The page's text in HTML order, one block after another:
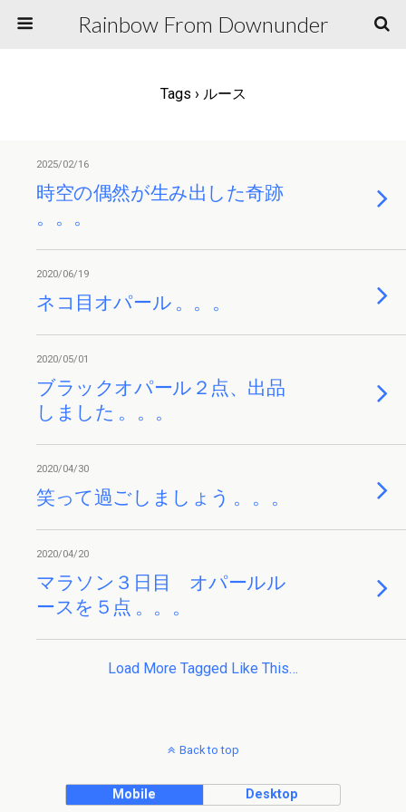
Rainbow From Downunder
Tags › ルース
2025/02/16
時空の偶然が生み出した奇跡
。。。
2020/06/19
ネコ目オパール 。。。
2020/05/01
ブラックオパール２点、出品
しました 。。。
2020/04/30
笑って過ごしましょう 。。。
2020/04/20
マラソン３日目 オパールル
ースを５点 。。。
Load More Tagged Like This…
Back to top
Mobile Desktop